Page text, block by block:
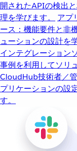
開されたAPIの検出
理を学びます。
アプ
ース：機能要件と非
ューションの設計を
インテグレーション
事例を利用してソリ
CloudHub技術者／
プリケーションの設
す。